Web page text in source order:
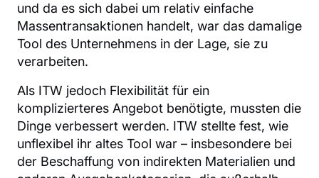
und da es sich dabei um relativ einfache
Massentransaktionen handelt, war das damalige
Tool des Unternehmens in der Lage, sie zu
verarbeiten.
Als ITW jedoch Flexibilität für ein
komplizierteres Angebot benötigte, mussten die
Dinge verbessert werden. ITW stellte fest, wie
unflexibel ihr altes Tool war – insbesondere bei
der Beschaffung von indirekten Materialien und